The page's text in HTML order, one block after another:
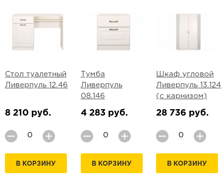
Стол туалетный
Ливерпуль 12.46
8 210 руб.
В КОРЗИНУ
Тумба
Ливерпуль
08.146
4 283 руб.
В КОРЗИНУ
Шкаф угловой
Ливерпуль 13.124
(с карнизом)
28 736 руб.
В КОРЗИНУ